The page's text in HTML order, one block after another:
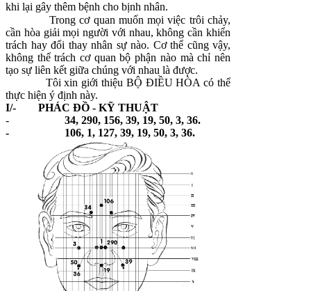
khi lại gây thêm bệnh cho bịnh nhân.
Trong cơ quan muốn mọi việc trôi chảy,
cần hòa giải mọi người với nhau, không cần khiển
trách hay đổi thay nhân sự nào. Cơ thể cũng vậy,
không thể trách cơ quan bộ phận nào mà chỉ nên
tạo sự liên kết giữa chúng với nhau là được.
Tôi xin giới thiệu BỘ ĐIỀU HÒA có thể
thực hiện ý định này.
I/- PHÁC ĐỒ - KỸ THUẬT
-
34, 290, 156, 39, 19, 50, 3, 36.
- 106, 1, 127, 39, 19, 50, 3, 36.